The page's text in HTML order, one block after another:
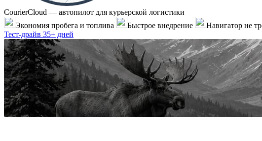
CourierCloud — автопилот для курьерской логистики
Экономия пробега и топлива
Быстрое внедрение Навигатор не
Тест-драйв 35+ дней